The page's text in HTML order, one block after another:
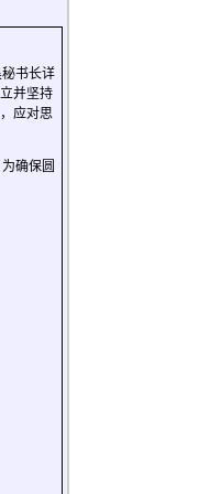
书长详
并坚持
应对思
确保圆